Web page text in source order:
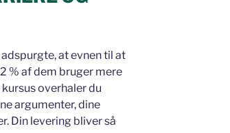
at evnen til at
% af dem bruger mere
overhaler du
argumenter, dine
Din levering bliver så